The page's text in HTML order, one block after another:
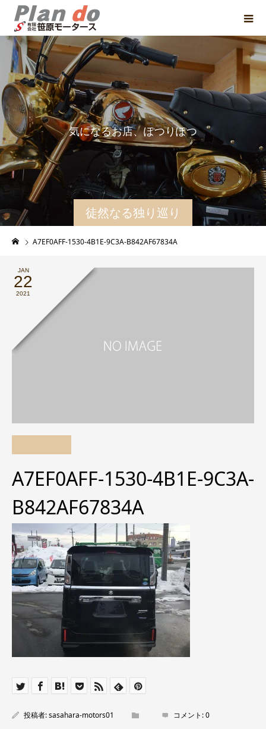
徒然なる独り巡り
気になるお店、ぽつりぽつりと紹
A7EF0AFF-1530-4B1E-9C3A-B842AF67834A
JAN
22
2021
A7EF0AFF-1530-4B1E-9C3A-
B842AF67834A
投稿者:sasahara-motors01 コメント:0